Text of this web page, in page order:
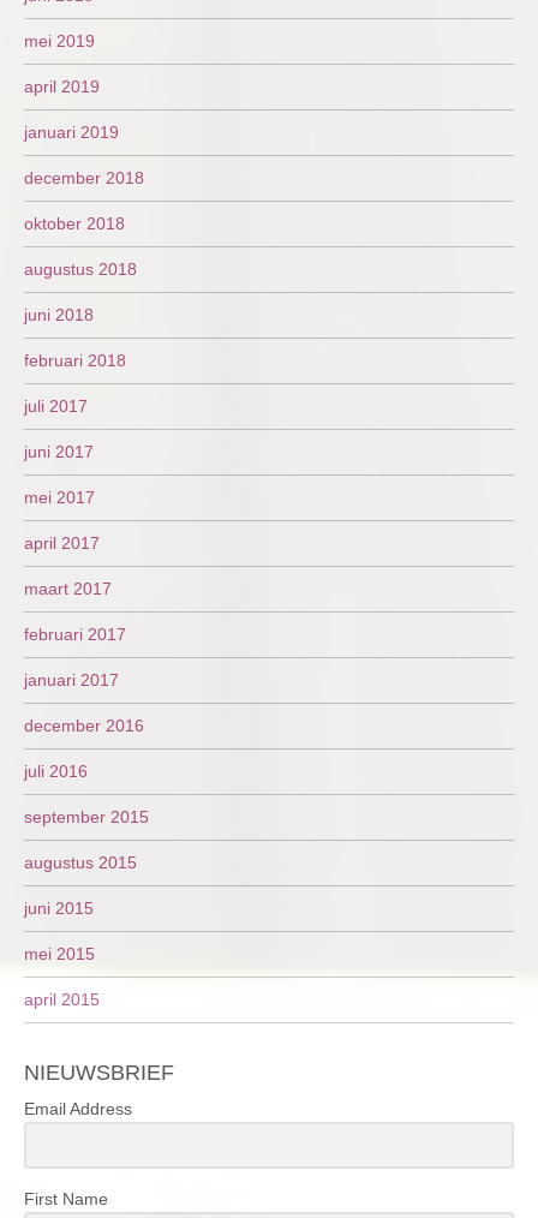
mei 2019
april 2019
januari 2019
december 2018
oktober 2018
augustus 2018
juni 2018
februari 2018
juli 2017
juni 2017
mei 2017
april 2017
maart 2017
februari 2017
januari 2017
december 2016
juli 2016
september 2015
augustus 2015
juni 2015
mei 2015
april 2015
NIEUWSBRIEF
Email Address
First Name